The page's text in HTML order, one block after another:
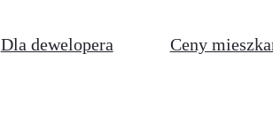
Dla dewelopera Ceny